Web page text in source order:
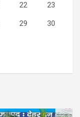
22 23
29 30